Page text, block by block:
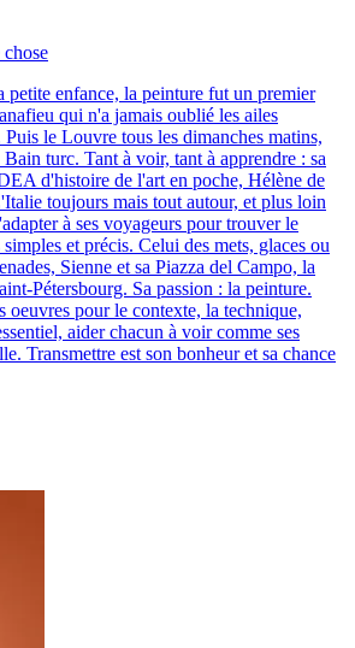
enfance, la peinture fut un premier
qui n'a jamais oublié les ailes
le Louvre tous les dimanches matins,
turc. Tant à voir, tant à apprendre : sa
d'histoire de l'art en poche, Hélène de
toujours mais tout autour, et plus loin
à ses voyageurs pour trouver le
et précis. Celui des mets, glaces ou
Sienne et sa Piazza del Campo, la
Pétersbourg. Sa passion : la peinture.
oeuvres pour le contexte, la technique,
aider chacun à voir comme ses
Transmettre est son bonheur et sa chance